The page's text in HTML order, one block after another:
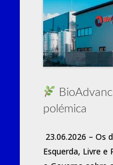
polémica
23.06.2026 – Os
Esquerda, Livre